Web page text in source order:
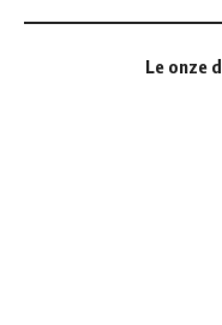
Le onze